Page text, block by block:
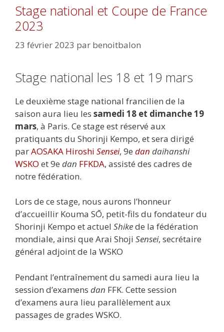
Stage national et Coupe de France
2023
23 février 2023 par benoitbalon
Stage national les 18 et 19 mars
Le deuxième stage national francilien de la
saison aura lieu les samedi 18 et dimanche 19
mars, à Paris. Ce stage est réservé aux
pratiquants du Shorinji Kempo, et sera dirigé
parAOSAKA Hiroshi Sensei, 9e dan daihanshi
WSKO et 9e dan FFKDA, assisté des cadres de
notre fédération.
Lors de ce stage, nous aurons l’honneur
d’accueillir Kouma SŌ, petit-fils du fondateur du
Shorinji Kempo et actuel Shikede la fédération
mondiale, ainsi que Arai Shoji Sensei, secrétaire
général adjoint de la WSKO
Pendant l’entraînement du samedi aura lieu la
session d’examens dan FFK. Cette session
d’examens aura lieu parallèlement aux
passages de grades WSKO.